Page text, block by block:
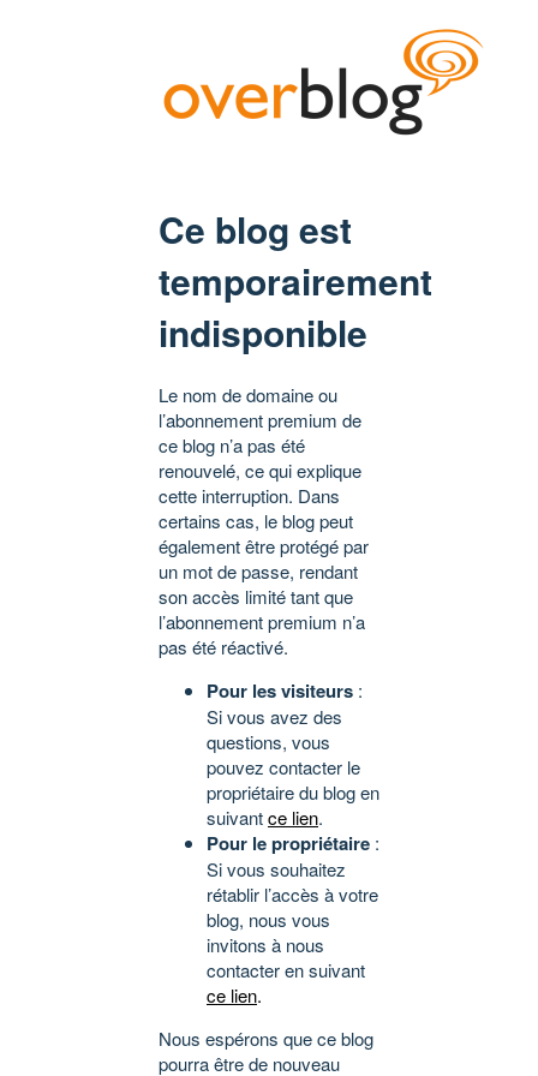
Ce blog est
temporairement
indisponible
Le nom de domaine ou
l’abonnement premium de
ce blog n’a pas été
renouvelé, ce qui explique
cette interruption. Dans
certains cas, le blog peut
également être protégé par
un mot de passe, rendant
son accès limité tant que
l’abonnement premium n’a
pas été réactivé.
Pour les visiteurs :
Si vous avez des
questions, vous
pouvez contacter le
propriétaire du blog en
suivantce lien.
Pour le propriétaire :
Si vous souhaitez
rétablir l’accès à votre
blog, nous vous
invitons à nous
contacter en suivant
ce lien.
Nous espérons que ce blog
pourra être de nouveau